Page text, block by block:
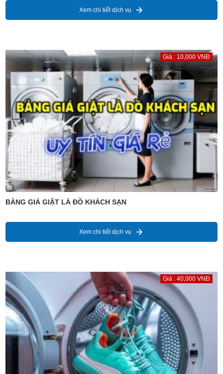
Xem chi tiết dịch vụ
Giá : 10,000 VNĐ
BẢNG GIÁ GIẶT LÀ ĐỒ KHÁCH SẠN
Xem chi tiết dịch vụ
Giá : 40,000 VNĐ